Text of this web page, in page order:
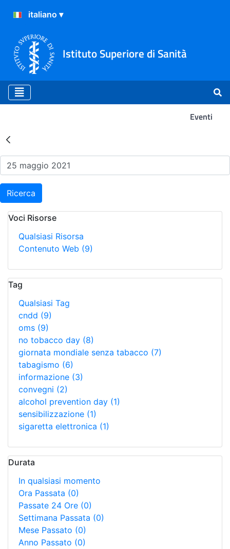
Istituto Superiore di Sanità
Eventi
Risultati della Ricerca -
Ricerca
Voci Risorse
Qualsiasi Risorsa
Contenuto Web (9)
Tag
Qualsiasi Tag
cndd (9)
oms (9)
no tobacco day (8)
giornata mondiale senza tabacco (7)
tabagismo (6)
informazione (3)
convegni (2)
alcohol prevention day (1)
sensibilizzazione (1)
sigaretta elettronica (1)
Durata
In qualsiasi momento
Ora Passata (0)
Passate 24 Ore (0)
Settimana Passata (0)
Mese Passato (0)
Anno Passato (0)